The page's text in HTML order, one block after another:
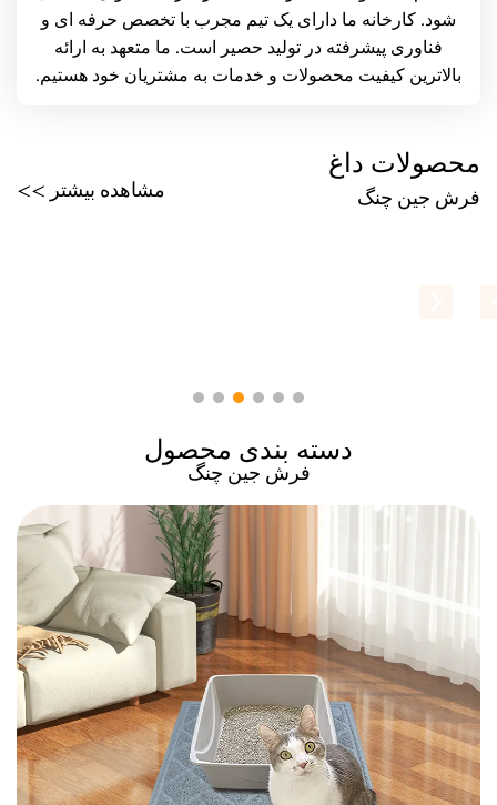
شود. کارخانه ما دارای یک تیم مجرب با تخصص حرفه ای و
فناوری پیشرفته در تولید حصیر است. ما متعهد به ارائه
بالاترین کیفیت محصولات و خدمات به مشتریان خود هستیم.
محصولات داغ
فرش جین چنگ مشاهده بیشتر >>
دسته بندی محصول
فرش جین چنگ